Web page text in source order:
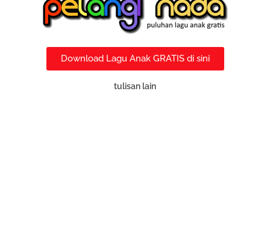
Download Lagu Anak GRATIS di sini
tulisan lain